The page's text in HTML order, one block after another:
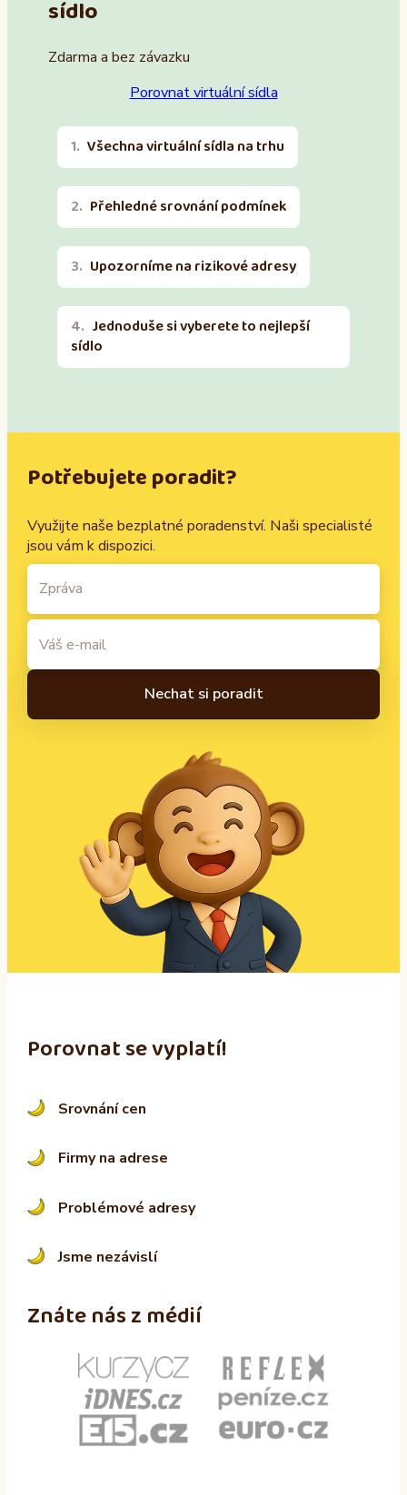
sídlo
Zdarma a bez závazku
Porovnat virtuální sídla
Všechna virtuální sídla na trhu
Přehledné srovnání podmínek
Upozorníme na rizikové adresy
Jednoduše si vyberete to nejlepší
sídlo
Potřebujete poradit?
Využijte naše bezplatné poradenství. Naši specialisté
jsou vám k dispozici.
:
Porovnat se vyplatí!
Srovnání cen
Firmy na adrese
Problémové adresy
Jsme nezávislí
Znáte nás z médií